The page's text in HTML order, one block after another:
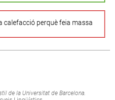
calefacció perquè feia massa
de la Universitat de Barcelona.